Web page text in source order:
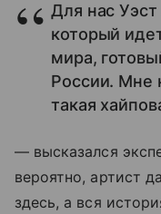
Для нас
который
мира,
России. Мне
такая
— высказался
вероятно, артист
здесь, а вся